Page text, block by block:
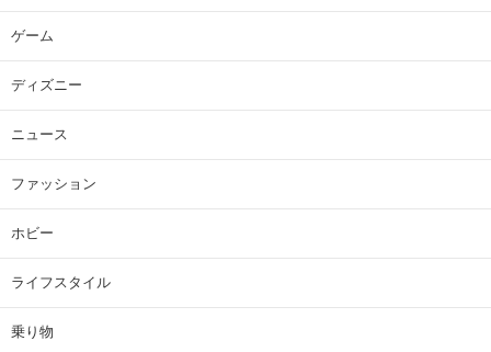
ゲーム
ディズニー
ニュース
ファッション
ホビー
ライフスタイル
乗り物